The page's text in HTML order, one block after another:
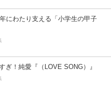
にわたり支える「小学生の甲子
ぎ！純愛『（LOVE SONG）』